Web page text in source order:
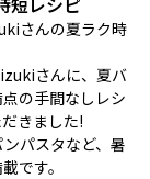
さんの夏ラク時
さんに、夏バ
の手間なしレシ
きました!
パスタなど、暑
です。